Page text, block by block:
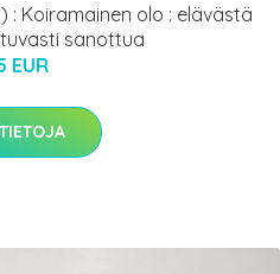
: Koiramainen olo : elävästä
sanottua
EUR